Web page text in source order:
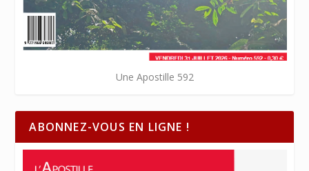
Une Apostille 592
ABONNEZ-VOUS EN LIGNE !